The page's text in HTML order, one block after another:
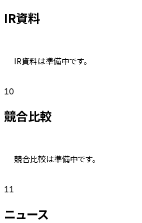
IR資料
IR資料は準備中です。
10
競合比較
競合比較は準備中です。
11
ニュース